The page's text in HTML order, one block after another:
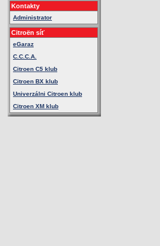
Kontakty
Administrator
Citroën síť
eGaraz
C.C.C.A.
Citroen C5 klub
Citroen BX klub
Univerzálni Citroen klub
Citroen XM klub